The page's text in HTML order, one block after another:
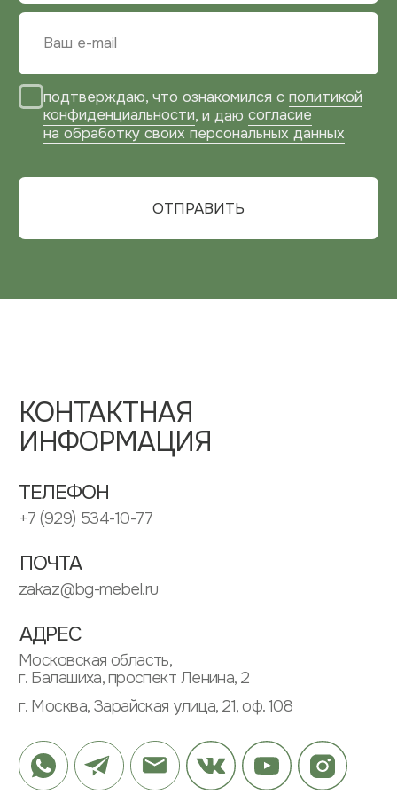
Московская область,
г. Москва, Зарайская улица, 21, оф. 108
МЕНЮ КАТАЛОГ
ИП ЗУБКОВ ДМИТРИЙ ВЛАДИМИРОВИЧ
ИНН: 505304568662
ПОЛИТИКА КОНФИДЕНЦИАЛЬНОСТИ
ПОЛЬЗОВАТЕЛЬСКОЕ СОГЛАШЕНИЕ
ПРОЕКТЫ
ОТЗЫВЫ
РАБОЧИЕ ЗОНЫ
ПАРТНЕРАМ